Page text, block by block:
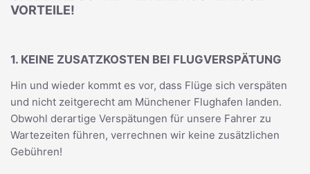
VORTEILE!
1. KEINE ZUSATZKOSTEN BEI FLUGVERSPÄTUNG
Hin und wieder kommt es vor, dass Flüge sich verspäten
und nicht zeitgerecht am Münchener Flughafen landen.
Obwohl derartige Verspätungen für unsere Fahrer zu
Wartezeiten führen, verrechnen wir keine zusätzlichen
Gebühren!